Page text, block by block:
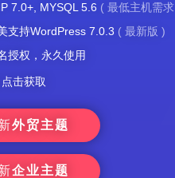
7.0+, MYSQL 5.6 ( 最低主机需求
支持WordPress 7.0.3 ( 最新版 )
授权，永久使用
点击获取
外贸主题
企业主题